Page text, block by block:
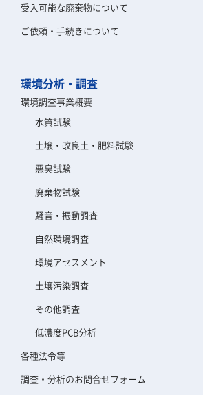
受入可能な廃棄物について
ご依頼・手続きについて
環境分析・調査
環境調査事業概要
水質試験
土壌・改良土・肥料試験
悪臭試験
廃棄物試験
騒音・振動調査
自然環境調査
環境アセスメント
土壌汚染調査
その他調査
低濃度PCB分析
各種法令等
調査・分析のお問合せフォーム